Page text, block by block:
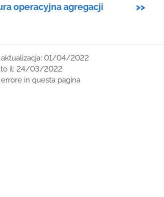
operacyjna agregacji >>
aktualizacja: 01/04/2022
il: 24/03/2022
in questa pagina